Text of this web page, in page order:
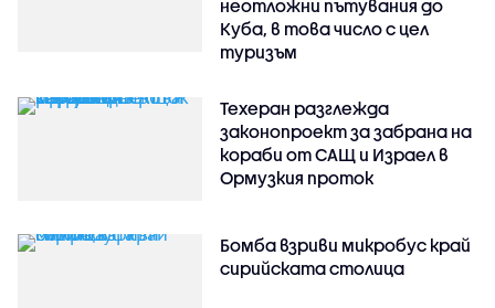
неотложни пътувания до
Куба, в това число с цел
туризъм
Техеран разглежда
законопроект за забрана на
кораби от САЩ и Израел в
Ормузкия проток
Бомба взриви микробус край
сирийската столица